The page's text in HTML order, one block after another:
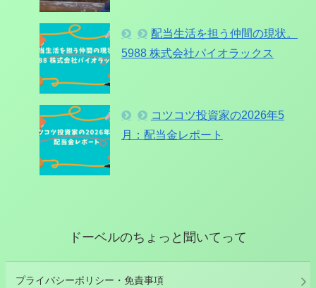
配当生活を担う仲間の現状。
5988 株式会社パイオラックス
コツコツ投資家の2026年5
月：配当金レポート
ドーベルのちょっと聞いてって
プライバシーポリシー・免責事項